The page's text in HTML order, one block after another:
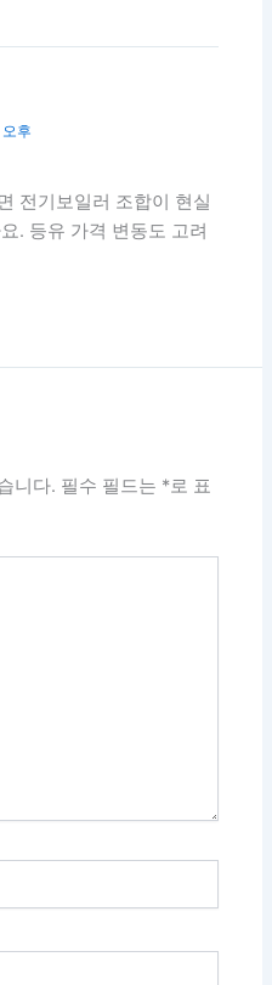
후
전기보일러 조합이 현실
. 등유 가격 변동도 고려
니다. 필수 필드는 *로 표